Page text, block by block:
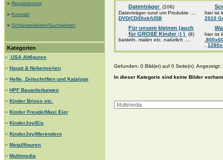
» Registrierung
» Kontakt
» Schlüsselwörter/Suchwörter:
Kategorien
»
.USA Altfiguren
» Haupt & Nebenserien
» Hefte, Zeitschriften und Kataloge
» HPF Bauanleitungen
» Kinder Brioss etc.
» Kinder Freude/Maxi Eier
» KinderJoy/Eis
» KinderJoy/Merendero
» Metallfiguren
» Multimedia
Datenträger (106)
Datenträger rund um Produkte ....
DVD/CD/Disk/USB
Für unsere kleinen (auch
für GROßE Kinder ;) )
(9)
basteln, malen etc. natürlich ....
hier ist
2010
hier ist
Gefunden: 0 Bild(er) auf 0 Seite(n). Angezeigt:
In dieser Kategorie sind keine Bilder